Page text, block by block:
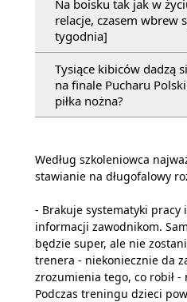
Na boisku tak jak w
relacje, czasem wbrew
tygodnia]
Tysiące kibiców dadzą
na finale Pucharu
piłka nożna?
Według szkoleniowca
stawianie na długofalowy
- Brakuje systematyki pracy
informacji zawodnikom.
będzie super, ale nie
trenera - niekoniecznie da
zrozumienia tego, co robił -
Podczas treningu dzieci